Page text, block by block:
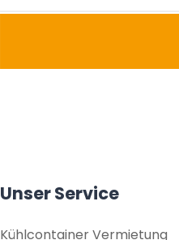
Unser Service
Kühlcontainer Vermietung